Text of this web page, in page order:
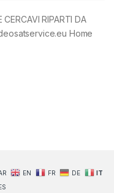
RIPARTI DA
Home
EN FR DE
IT